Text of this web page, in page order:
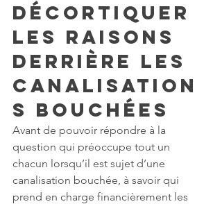
Décortiquer
les raisons
derrière les
canalisation
s bouchées
Avant de pouvoir répondre à la
question qui préoccupe tout un
chacun lorsqu’il est sujet d’une
canalisation bouchée, à savoir qui
prend en charge financièrement les